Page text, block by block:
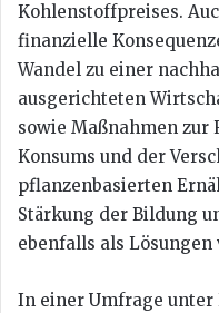
Kohlenstoffpreises.
finanzielle
Wandel zu einer
ausgerichteten
sowie Maßnahmen zur
Konsums und der
pflanzenbasierten
Stärkung der Bildung
ebenfalls als Lösungen
In einer Umfrage